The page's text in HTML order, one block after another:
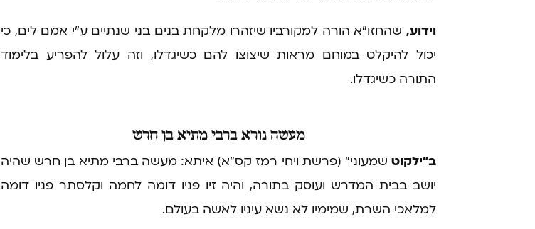
וידוע, שהחזו"א הורה למקורביו שיזהרו מלקחת בנים בני שנתיים ע"י אמם לים, כי
יכול להיקלט במוחם מראות שיצוצו להם כשיגדלו, וזה עלול להפריע בלימוד
התורה כשיגדלו.
מעשה נורא ברבי מתיא בן חרש
ב"ילקוט שמעוני" (פרשת ויחי רמז קס"א) איתא: מעשה ברבי מתיא בן חרש שהיה
יושב בבית המדרש ועוסק בתורה, והיה זיו פניו דומה לחמה וקלסתר פניו דומה
למלאכי השרת, שמימיו לא נשא עיניו לאשה בעולם.